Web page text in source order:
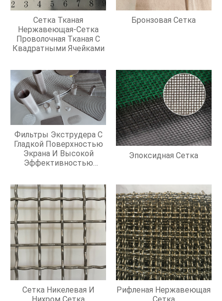
Сетка Тканая
Нержавеющая-Сетка
Проволочная Тканая С
Квадратными Ячейками
Бронзовая Сетка
Фильтры Экструдера С
Гладкой Поверхностью
Экрана И Высокой
Эффективностью
Эпоксидная Сетка
Сетка Никелевая И
Нихром Сетка
Рифленая Нержавеющая
Сетка